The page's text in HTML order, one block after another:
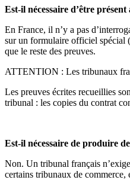
Est-il nécessaire d’être
En France, il n’y a pas
sur un formulaire officiel spécial
que le reste des preuves.
ATTENTION : Les tribunaux
Les preuves écrites recueillies
tribunal : les copies du contrat
Est-il nécessaire de produire
Non. Un tribunal français
certains tribunaux de commerce,